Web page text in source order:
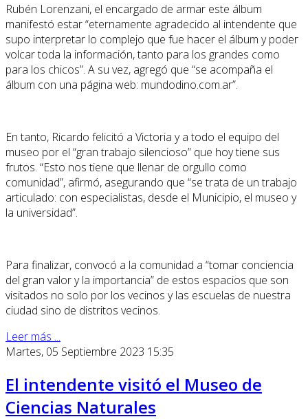
Rubén Lorenzani, el encargado de armar este álbum
manifestó estar “eternamente agradecido al intendente que
supo interpretar lo complejo que fue hacer el álbum y poder
volcar toda la información, tanto para los grandes como
para los chicos”. A su vez, agregó que “se acompaña el
álbum con una página web: mundodino.com.ar”.
En tanto, Ricardo felicitó a Victoria y a todo el equipo del
museo por el “gran trabajo silencioso” que hoy tiene sus
frutos. “Esto nos tiene que llenar de orgullo como
comunidad”, afirmó, asegurando que “se trata de un trabajo
articulado: con especialistas, desde el Municipio, el museo y
la universidad”.
Para finalizar, convocó a la comunidad a “tomar conciencia
del gran valor y la importancia” de estos espacios que son
visitados no solo por los vecinos y las escuelas de nuestra
ciudad sino de distritos vecinos.
Leer más ...
Martes, 05 Septiembre 2023 15:35
El intendente visitó el Museo de
Ciencias Naturales